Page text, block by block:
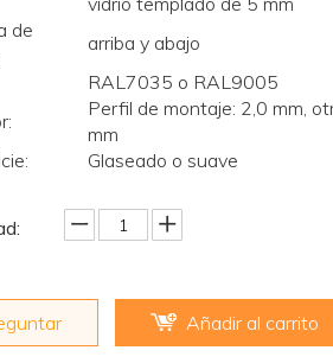
de
arriba y abajo
RAL7035 o RAL9005
Perfil de montaje: 2,0 mm,
mm
Glaseado o suave
Añadir al carrito